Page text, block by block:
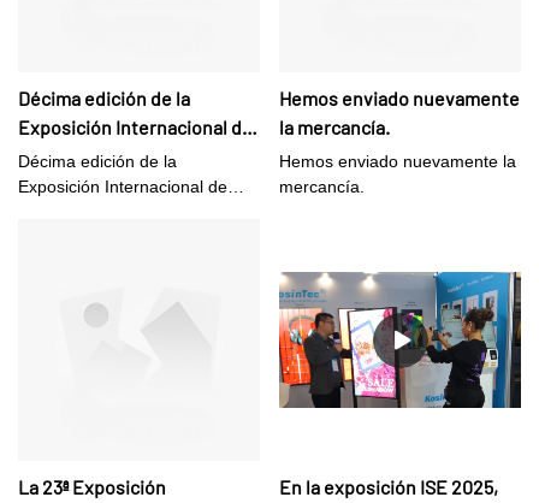
Décima edición de la
Exposición Internacional de
Integración de Sistemas y
Pantallas Inteligentes (ISLE
Décima edición de la
Exposición Internacional de
Hemos enviado nuevamente
la mercancía.
Hemos enviado nuevamente la
mercancía.
La 23ª Exposición
En la exposición ISE 2025,